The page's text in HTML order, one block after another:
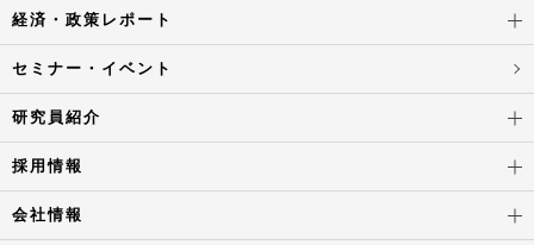
経済・政策レポート
セミナー・イベント
研究員紹介
採用情報
会社情報